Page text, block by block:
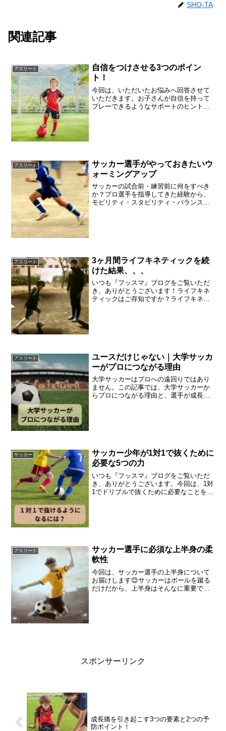
SHO-TA
関連記事
アスリート
自信をつけさせる3つのポイン
ト！
今回は、いただいたお悩みへ回答させて
いただきます。お子さんが自信を持って
プレーできるようなサポートのヒントが
アスリート
サッカー選手がやっておきたいウ
ォーミングアップ
サッカーの試合前・練習前に何をすべき
か？プロ選手を指導してきた経験から、
モビリティ・スタビリティ・バランス・
アスリート
3ヶ月間ライフキネティックを続
けた結果、、、
いつも『フッスマ』ブログをご覧いただ
き、ありがとうございます！ライフキネ
ティックはご存知ですか？ライフキネテ
アスリート
ユースだけじゃない｜大学サッカ
ーがプロにつながる理由
大学サッカーはプロへの遠回りではあり
ません。この記事では、大学サッカーか
らプロにつながる理由と、選手が成長す
サッカー
サッカー少年が1対1で抜くために
必要な5つの力
いつも『フッスマ』ブログをご覧いただ
き、ありがとうございます。今回は、1対
1でドリブルで抜くために必要なことをま
アスリート
サッカー選手に必須な上半身の柔
軟性
今回は、サッカー選手の上半身について
お届けします😊サッカーはボールを蹴る
だけだから、上半身はそんなに重要では
スポンサーリンク
成長痛を引き起こす3つの要素と2つの予
防ポイント！